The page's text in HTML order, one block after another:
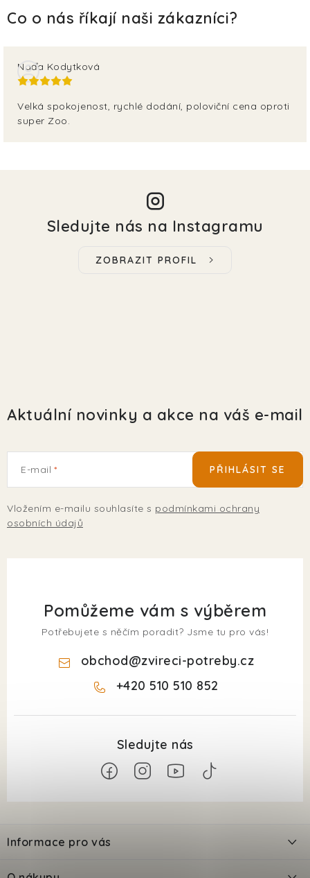
Naďa Kodytková
Velká spokojenost, rychlé dodání, poloviční cena oproti
super Zoo.
Sledujte nás na Instagramu
ZOBRAZIT PROFIL
Aktuální novinky a akce na váš e-mail
E-mail
Vložením e-mailu souhlasíte s podmínkami ochrany
osobních údajů
PŘIHLÁSIT SE
Pomůžeme vám s výběrem
Potřebujete s něčím poradit? Jsme tu pro vás!
obchod@zvireci-potreby.cz
+420 510 510 852
p
a
Informace pro vás